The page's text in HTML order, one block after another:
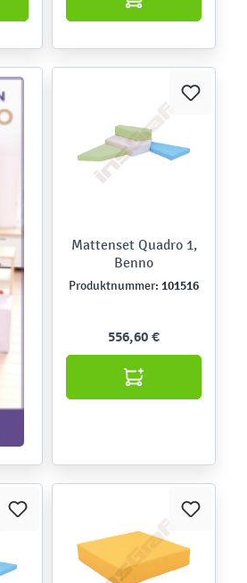
Mattenset Quadro 1,
Benno
Produktnummer: 101516
556,60 €